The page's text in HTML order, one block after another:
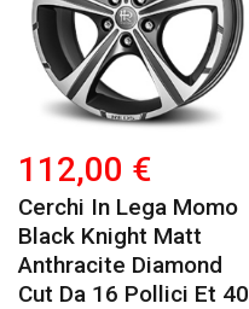
112,00 €
Cerchi In Lega Momo
Black Knight Matt
Anthracite Diamond
Cut Da 16 Pollici Et 40